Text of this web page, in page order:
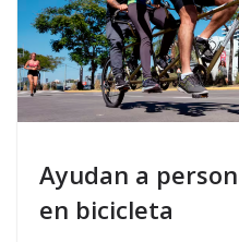
Ayudan a
en bicicleta